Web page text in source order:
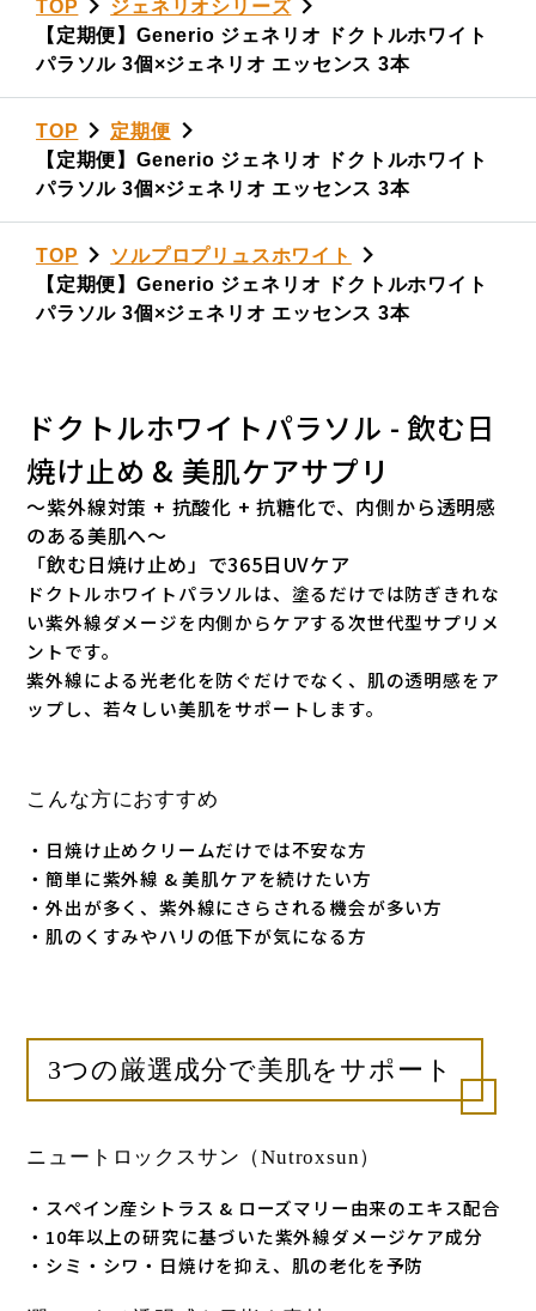
TOP
ジェネリオシリーズ
【定期便】Generio ジェネリオ ドクトルホワイト
パラソル 3個×ジェネリオ エッセンス 3本
TOP
定期便
【定期便】Generio ジェネリオ ドクトルホワイト
パラソル 3個×ジェネリオ エッセンス 3本
TOP
ソルプロプリュスホワイト
【定期便】Generio ジェネリオ ドクトルホワイト
パラソル 3個×ジェネリオ エッセンス 3本
ドクトルホワイトパラソル - 飲む日
焼け止め & 美肌ケアサプリ
〜紫外線対策 + 抗酸化 + 抗糖化で、内側から透明感
のある美肌へ〜
「飲む日焼け止め」で365日UVケア
ドクトルホワイトパラソルは、塗るだけでは防ぎきれな
い紫外線ダメージを内側からケアする次世代型サプリメ
ントです。
紫外線による光老化を防ぐだけでなく、肌の透明感をア
ップし、若々しい美肌をサポートします。
こんな方におすすめ
・日焼け止めクリームだけでは不安な方
・簡単に紫外線 & 美肌ケアを続けたい方
・外出が多く、紫外線にさらされる機会が多い方
・肌のくすみやハリの低下が気になる方
3つの厳選成分で美肌をサポート
ニュートロックスサン（Nutroxsun）
・スペイン産シトラス & ローズマリー由来のエキス配合
・10年以上の研究に基づいた紫外線ダメージケア成分
・シミ・シワ・日焼けを抑え、肌の老化を予防